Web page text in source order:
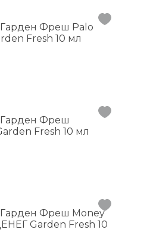
Фреш Palo
Fresh 10 мл
Гарден Фреш
Fresh 10 мл
Фреш Money
Garden Fresh 10